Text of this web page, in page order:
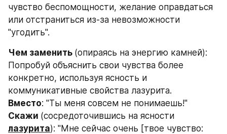
чувство беспомощности, желание оправдаться
или отстраниться из-за невозможности
"угодить".
Чем заменить (опираясь на энергию камней):
Попробуй объяснить свои чувства более
конкретно, используя ясность и
коммуникативные свойства лазурита.
Вместо: "Ты меня совсем не понимаешь!"
Скажи
лазурита): "Мне сейчас очень [твое чувство: